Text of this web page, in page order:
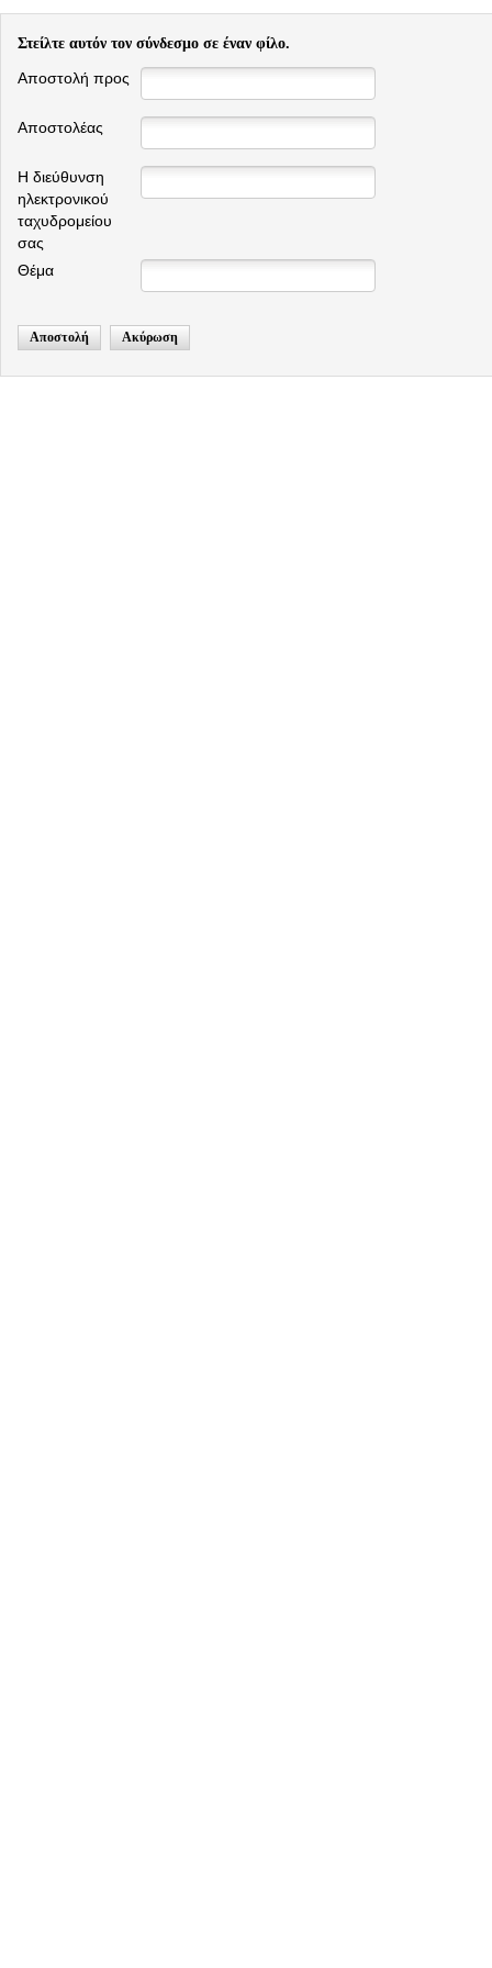
Στείλτε αυτόν τον σύνδεσμο σε έναν φίλο.
Αποστολή προς
Αποστολέας
Η διεύθυνση
ηλεκτρονικού
ταχυδρομείου
σας
Θέμα
Αποστολή Ακύρωση